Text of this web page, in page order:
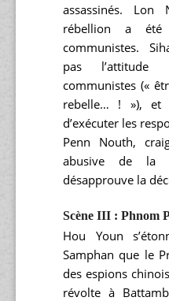
assassinés.
rébellion a été
communistes.
pas l’attitude
communistes («
rebelle… ! »), et
d’exécuter les
Penn Nouth,
abusive de la
désapprouve la
Scène III : Phnom
Hou Youn
Samphan que le
des espions
révolte à